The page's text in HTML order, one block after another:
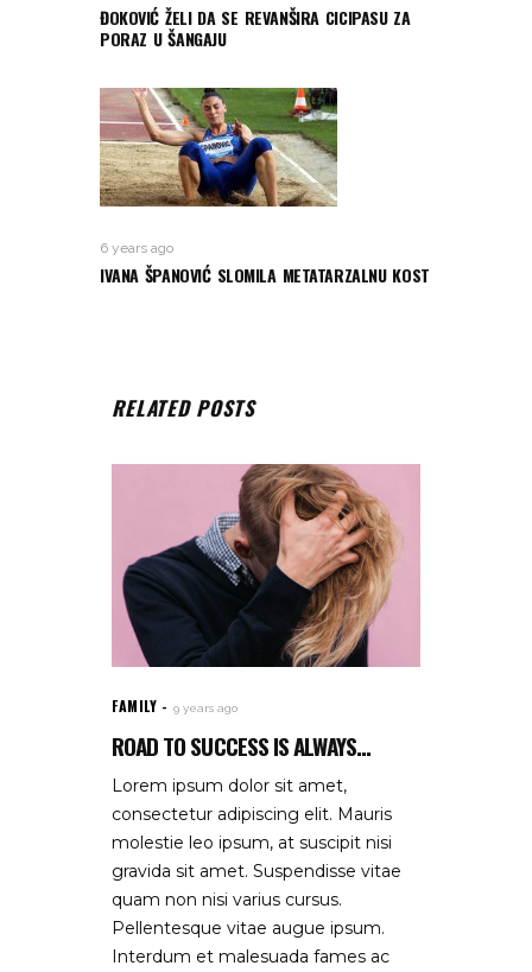
ĐOKOVIĆ ŽELI DA SE REVANŠIRA CICIPASU ZA
PORAZ U ŠANGAJU
6 years ago
IVANA ŠPANOVIĆ SLOMILA METATARZALNU KOST
RELATED POSTS
FAMILY 9 years ago
ROAD TO SUCCESS IS ALWAYS...
Lorem ipsum dolor sit amet,
consectetur adipiscing elit. Mauris
molestie leo ipsum, at suscipit nisi
gravida sit amet. Suspendisse vitae
quam non nisi varius cursus.
Pellentesque vitae augue ipsum.
Interdum et malesuada fames ac